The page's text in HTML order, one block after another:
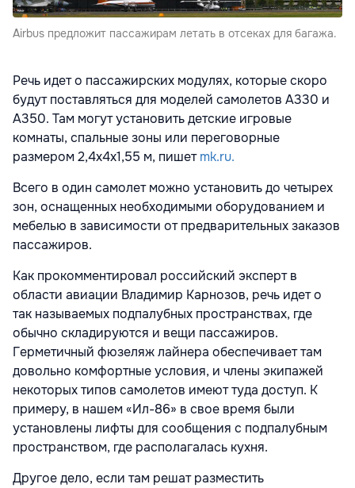
Airbus предложит пассажирам летать в отсеках для багажа.
Речь идет о пассажирских модулях, которые скоро
будут поставляться для моделей самолетов A330 и
A350. Там могут установить детские игровые
комнаты, спальные зоны или переговорные
размером 2,4х4х1,55 м, пишетmk.ru.
Всего в один самолет можно установить до четырех
зон, оснащенных необходимыми оборудованием и
мебелью в зависимости от предварительных заказов
пассажиров.
Как прокомментировал российский эксперт в
области авиации Владимир Карнозов, речь идет о
так называемых подпалубных пространствах, где
обычно складируются и вещи пассажиров.
Герметичный фюзеляж лайнера обеспечивает там
довольно комфортные условия, и члены экипажей
некоторых типов самолетов имеют туда доступ. К
примеру, в нашем «Ил-86» в свое время были
установлены лифты для сообщения с подпалубным
пространством, где располагалась кухня.
Другое дело, если там решат разместить